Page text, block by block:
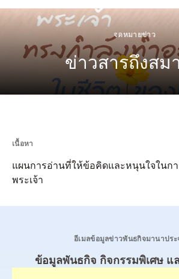
จดหมายข่าว
ข่าวสารถึงสม
เนื้อหา
แผนการอ่านที่ให้ข้อคิดและหนุนใจในกา
พระเจ้า
อีเมลข้อมูลข่าวพันธกิจมานาประ
ข้อมูลพันธกิจ กิจกรรมพิเศษ แ